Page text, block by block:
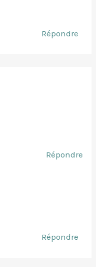
Répondre
Répondre
Répondre